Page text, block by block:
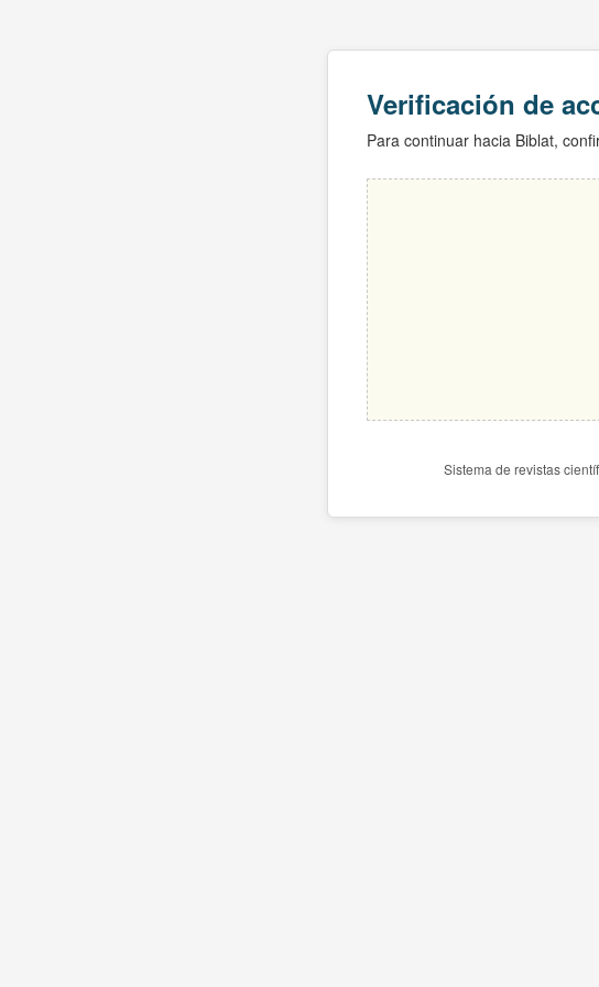
Verificación de
Para continuar hacia Biblat,
Sistema de revistas